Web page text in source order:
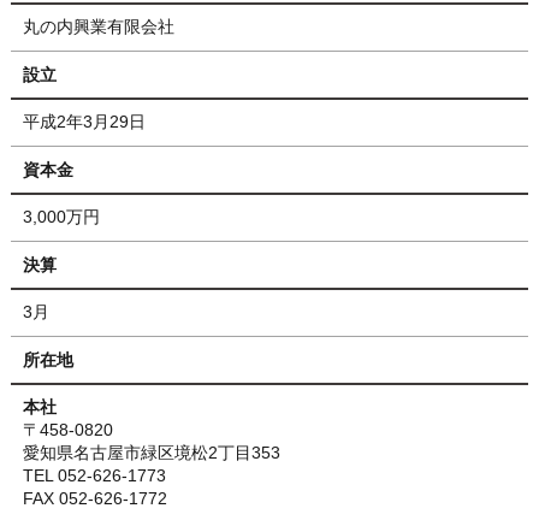
丸の内興業有限会社
設立
平成2年3月29日
資本金
3,000万円
決算
3月
所在地
本社
〒458-0820
愛知県名古屋市緑区境松2丁目353
TEL 052-626-1773
FAX 052-626-1772